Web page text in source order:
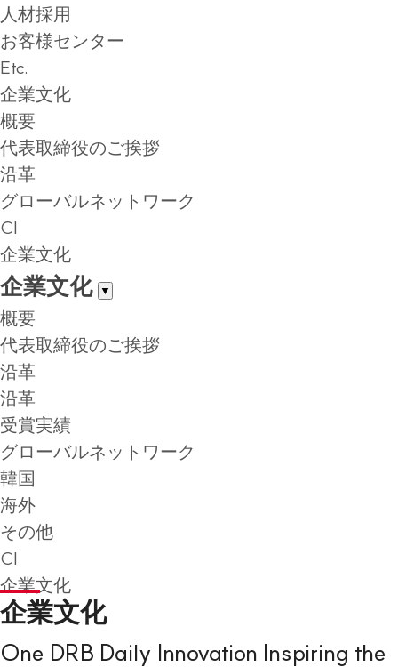
人材採用
お客様センター
Etc.
企業文化
概要
代表取締役のご挨拶
沿革
グローバルネットワーク
CI
企業文化
企業文化 ▼
概要
代表取締役のご挨拶
沿革
沿革
受賞実績
グローバルネットワーク
韓国
海外
その他
CI
企業文化
企業文化
One DRB Daily Innovation Inspiring the